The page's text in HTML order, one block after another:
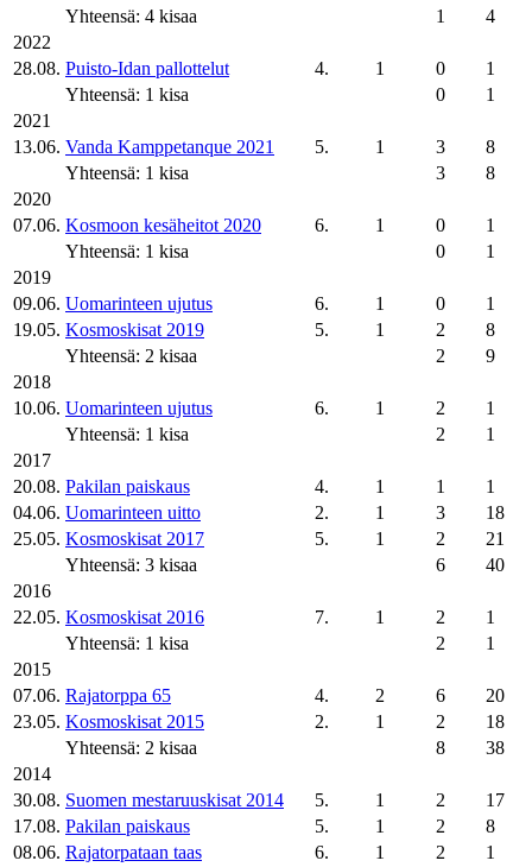
Yhteensä: 4 kisaa
1
4
2022
28.08. Puisto-Idan pallottelut 4. 1 0
1
Yhteensä: 1 kisa
0
1
2021
13.06. Vanda Kamppetanque 2021 5. 1 3
8
Yhteensä: 1 kisa
3
8
2020
07.06. Kosmoon kesäheitot 2020 6. 1 0
1
Yhteensä: 1 kisa
0
1
2019
09.06. Uomarinteen ujutus 6. 1 0
1
19.05. Kosmoskisat 2019 5. 1 2
8
Yhteensä: 2 kisaa
2
9
2018
10.06. Uomarinteen ujutus 6. 1 2
1
Yhteensä: 1 kisa
2
1
2017
20.08. Pakilan paiskaus 4. 1 1
1
04.06. Uomarinteen uitto 2. 1 3
18
25.05. Kosmoskisat 2017 5. 1 2
21
Yhteensä: 3 kisaa
6
40
2016
22.05. Kosmoskisat 2016 7. 1 2
1
Yhteensä: 1 kisa
2
1
2015
07.06. Rajatorppa 65 4. 2 6
20
23.05. Kosmoskisat 2015 2. 1 2
18
Yhteensä: 2 kisaa
8
38
2014
30.08. Suomen mestaruuskisat 2014 5. 1 2
17
17.08. Pakilan paiskaus 5. 1 2
8
08.06. Rajatorpataan taas 6. 1 2
1